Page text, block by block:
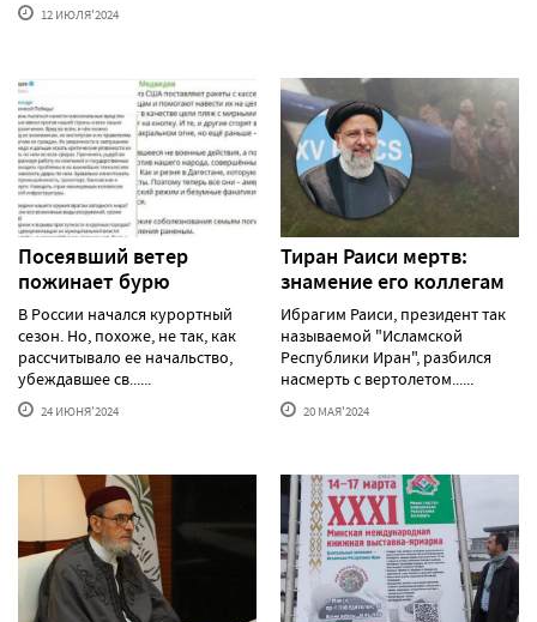
12 ИЮЛЯ'2024
Посеявший ветер
пожинает бурю
В России начался курортный
сезон. Но, похоже, не так, как
рассчитывало ее начальство,
убеждавшее св......
24 ИЮНЯ'2024
Тиран Раиси мертв:
знамение его коллегам
Ибрагим Раиси, президент так
называемой "Исламской
Республики Иран", разбился
насмерть с вертолетом......
20 МАЯ'2024